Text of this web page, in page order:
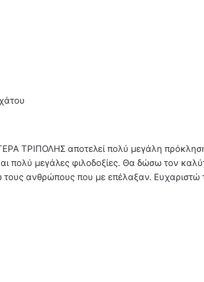
ΤΡΙΠΟΛΗΣ αποτελεί πολύ μεγάλη
πολύ μεγάλες φιλοδοξίες. Θα δώσω τον
ανθρώπους που με επέλαξαν. Ευχαριστώ